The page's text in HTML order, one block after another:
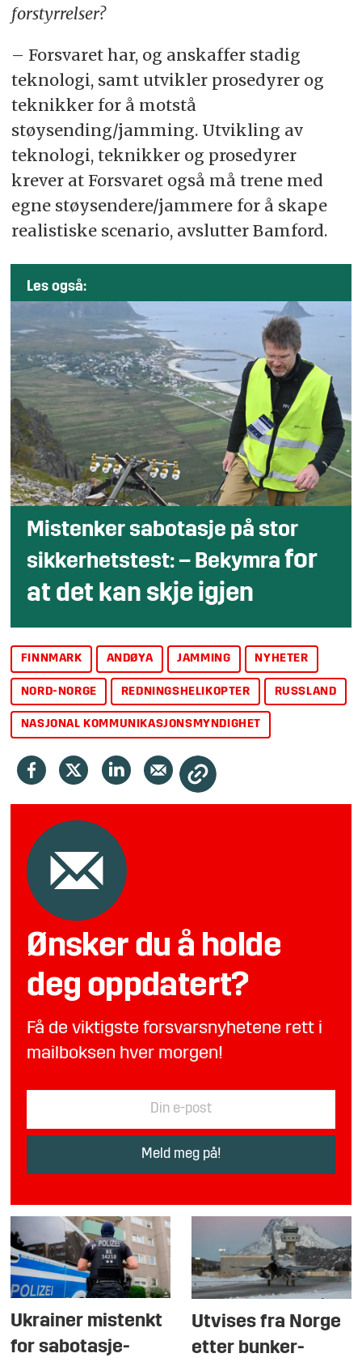
forstyrrelser?
– Forsvaret har, og anskaffer stadig
teknologi, samt utvikler prosedyrer og
teknikker for å motstå
støysending/jamming. Utvikling av
teknologi, teknikker og prosedyrer
krever at Forsvaret også må trene med
egne støysendere/jammere for å skape
realistiske scenario, avslutter Bamford.
Les også:
Mistenker sabotasje på stor
sikkerhetstest: – Bekymrafor
at det kan skje igjen
FINNMARK ANDØYA JAMMING NYHETER
NORD-NORGE REDNINGSHELIKOPTER RUSSLAND
NASJONAL KOMMUNIKASJONSMYNDIGHET
Ønsker du å holde
deg oppdatert?
Få de viktigste forsvarsnyhetene rett i
mailboksen hver morgen!
Ukrainer mistenkt
for sabotasje-
Utvises fra Norge
etter bunker-